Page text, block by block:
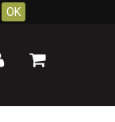
OK
Mon
Mon